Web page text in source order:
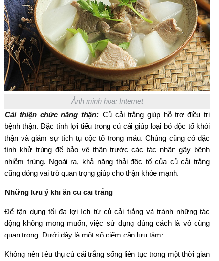
Ảnh minh họa: Internet
Cải thiện chức năng thận: Củ cải trắng giúp hỗ trợ điều trị
bệnh thận. Đặc tính lợi tiểu trong củ cải giúp loại bỏ độc tố khỏi
thận và giảm sự tích tụ độc tố trong máu. Chúng cũng có đặc
tính khử trùng để bảo vệ thận trước các tác nhân gây bệnh
nhiễm trùng. Ngoài ra, khả năng thải độc tố của củ cải trắng
cũng đóng vai trò quan trọng giúp cho thận khỏe mạnh.
Những lưu ý khi ăn củ cải trắng
Để tận dụng tối đa lợi ích từ củ cải trắng và tránh những tác
động không mong muốn, việc sử dụng đúng cách là vô cùng
quan trọng. Dưới đây là một số điểm cần lưu tâm:
Không nên tiêu thụ củ cải trắng sống liên tục trong một thời gian